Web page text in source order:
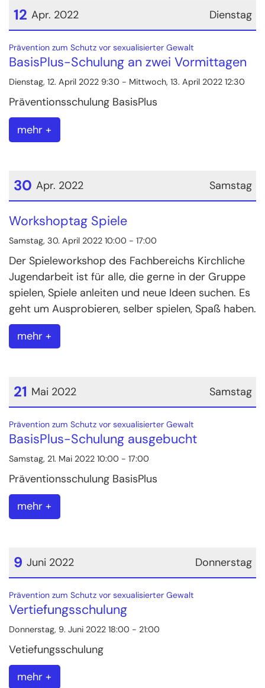
Dienstag
12 Apr. 2022
Datum: 12. April 2022
Prävention zum Schutz vor sexualisierter Gewalt
BasisPlus-Schulung an zwei Vormittagen
Dienstag, 12. April 2022 9:30 - Mittwoch, 13. April 2022 12:30
Präventionsschulung BasisPlus
mehr +
Samstag
30 Apr. 2022
Datum: 30. April 2022
Workshoptag Spiele
Samstag, 30. April 2022 10:00 - 17:00
Der Spieleworkshop des Fachbereichs Kirchliche
Jugendarbeit ist für alle, die gerne in der Gruppe
spielen, Spiele anleiten und neue Ideen suchen. Es
geht um Ausprobieren, selber spielen, Spaß haben.
mehr +
Samstag
21 Mai 2022
Datum: 21. Mai 2022
Prävention zum Schutz vor sexualisierter Gewalt
BasisPlus-Schulung ausgebucht
Samstag, 21. Mai 2022 10:00 - 17:00
Präventionsschulung BasisPlus
mehr +
Donnerstag
9 Juni 2022
Datum: 9. Juni 2022
Prävention zum Schutz vor sexualisierter Gewalt
Vertiefungsschulung
Donnerstag, 9. Juni 2022 18:00 - 21:00
Vetiefungsschulung
mehr +